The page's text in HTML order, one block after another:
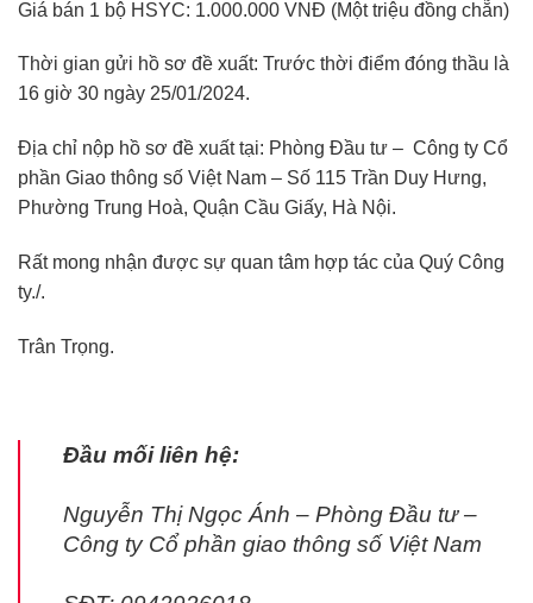
Giá bán 1 bộ HSYC: 1.000.000 VNĐ (Một triệu đồng chẵn)
Thời gian gửi hồ sơ đề xuất: Trước thời điểm đóng thầu là
16 giờ 30 ngày 25/01/2024.
Địa chỉ nộp hồ sơ đề xuất tại: Phòng Đầu tư – Công ty Cổ
phần Giao thông số Việt Nam – Số 115 Trần Duy Hưng,
Phường Trung Hoà, Quận Cầu Giấy, Hà Nội.
Rất mong nhận được sự quan tâm hợp tác của Quý Công
ty./.
Trân Trọng.
Đầu mối liên hệ:
Nguyễn Thị Ngọc Ánh – Phòng Đầu tư –
Công ty Cổ phần giao thông số Việt Nam